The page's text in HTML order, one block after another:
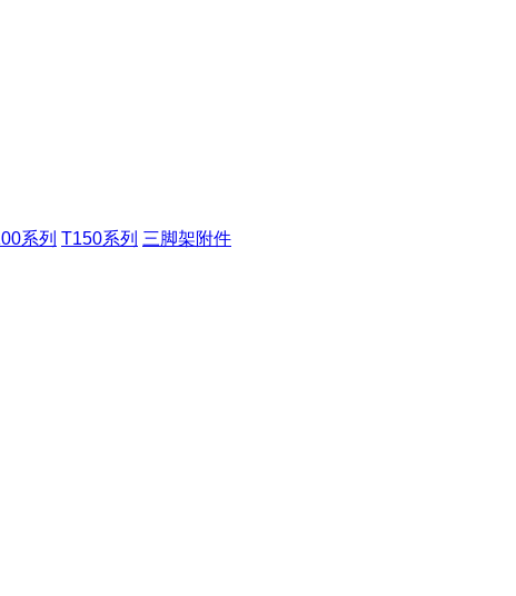
系列 T150系列 三脚架附件